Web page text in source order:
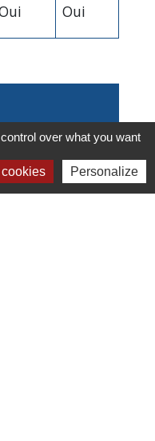
Oui
(intérim)
over what you want
Personalize